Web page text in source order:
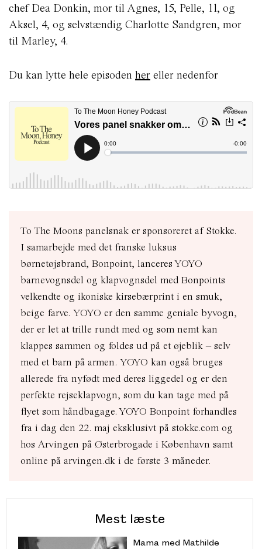
chef Dea Donkin, mor til Agnes, 15, Pelle, 11, og
Aksel, 4, og selvstændig Charlotte Sandgren, mor
til Marley, 4.
Du kan lytte hele episoden her eller nedenfor
To The Moons panelsnak er sponsoreret af Stokke.
I samarbejde med det franske luksus
børnetøjsbrand, Bonpoint, lanceres YOYO
barnevognsdel og klapvognsdel med Bonpoints
velkendte og ikoniske kirsebærprint i en smuk,
beige farve. YOYO er den samme geniale byvogn,
der er let at trille rundt med og som nemt kan
klappes sammen og foldes ud på et øjeblik – selv
med et barn på armen. YOYO kan også bruges
allerede fra nyfødt med deres liggedel og er den
perfekte rejseklapvogn, som du kan tage med på
flyet som håndbagage. YOYO Bonpoint forhandles
fra i dag den 22. maj eksklusivt på stokke.com og
hos Arvingen på Østerbrogade i København samt
online på arvingen.dk i de første 3 måneder.
Mest læste
Mama med Mathilde